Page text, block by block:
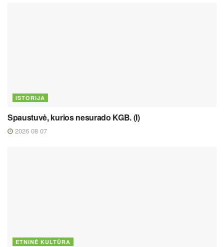
ISTORIJA
Spaustuvė, kurios nesurado KGB. (I)
2026 08 07
ETNINĖ KULTŪRA